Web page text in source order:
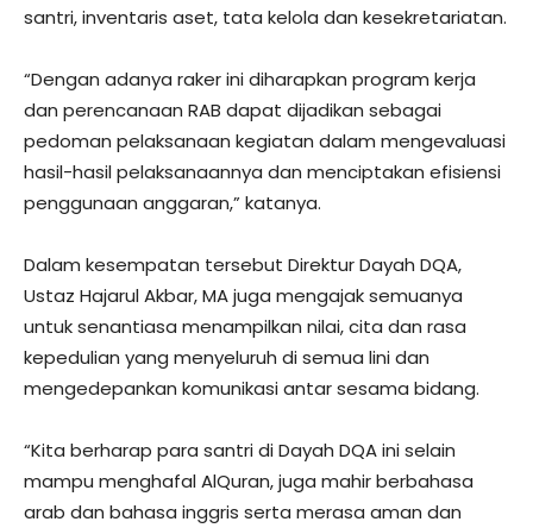
santri, inventaris aset, tata kelola dan kesekretariatan.
“Dengan adanya raker ini diharapkan program kerja
dan perencanaan RAB dapat dijadikan sebagai
pedoman pelaksanaan kegiatan dalam mengevaluasi
hasil-hasil pelaksanaannya dan menciptakan efisiensi
penggunaan anggaran,” katanya.
Dalam kesempatan tersebut Direktur Dayah DQA,
Ustaz Hajarul Akbar, MA juga mengajak semuanya
untuk senantiasa menampilkan nilai, cita dan rasa
kepedulian yang menyeluruh di semua lini dan
mengedepankan komunikasi antar sesama bidang.
“Kita berharap para santri di Dayah DQA ini selain
mampu menghafal AlQuran, juga mahir berbahasa
arab dan bahasa inggris serta merasa aman dan